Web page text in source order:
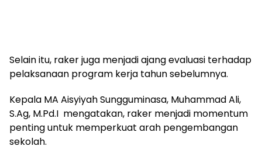
Selain itu, raker juga menjadi ajang evaluasi terhadap
pelaksanaan program kerja tahun sebelumnya.
Kepala MA Aisyiyah Sungguminasa, Muhammad Ali,
S.Ag, M.Pd.I mengatakan, raker menjadi momentum
penting untuk memperkuat arah pengembangan
sekolah.